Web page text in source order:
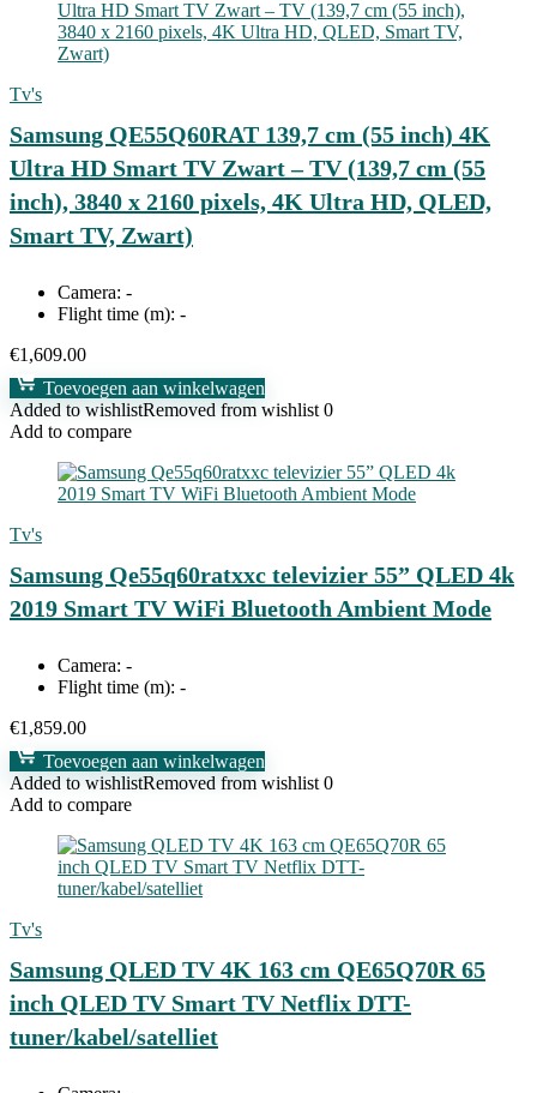
Tv's
Samsung QE55Q60RAT 139,7 cm (55 inch) 4K
Ultra HD Smart TV Zwart – TV (139,7 cm (55
inch), 3840 x 2160 pixels, 4K Ultra HD, QLED,
Smart TV, Zwart)
Camera: -
Flight time (m): -
€1,609.00
Toevoegen aan winkelwagen
Added to wishlistRemoved from wishlist 0
Add to compare
Tv's
Samsung Qe55q60ratxxc televizier 55” QLED 4k
2019 Smart TV WiFi Bluetooth Ambient Mode
Camera: -
Flight time (m): -
€1,859.00
Toevoegen aan winkelwagen
Added to wishlistRemoved from wishlist 0
Add to compare
Tv's
Samsung QLED TV 4K 163 cm QE65Q70R 65
inch QLED TV Smart TV Netflix DTT-
tuner/kabel/satelliet